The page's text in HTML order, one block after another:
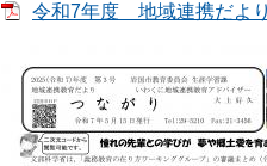
令和7年度 地域連携だよ